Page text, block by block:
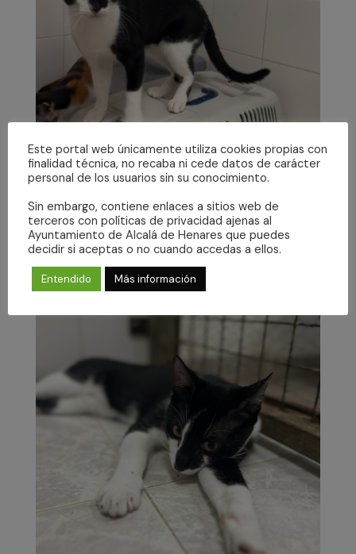
Este portal web únicamente utiliza cookies propias con
finalidad técnica, no recaba ni cede datos de carácter
personal de los usuarios sin su conocimiento.
Sin embargo, contiene enlaces a sitios web de
terceros con políticas de privacidad ajenas al
Ayuntamiento de Alcalá de Henares que puedes
decidir si aceptas o no cuando accedas a ellos.
Entendido Más información